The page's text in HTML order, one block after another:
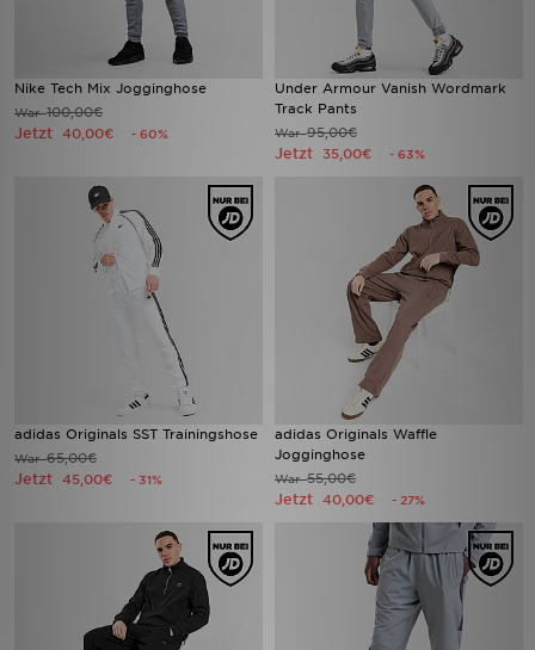
Nike Tech Mix Jogginghose
War100,00€
Jetzt 40,00€ - 60%
Under Armour Vanish Wordmark
Track Pants
War95,00€
Jetzt 35,00€ - 63%
adidas Originals SST Trainingshose
War65,00€
Jetzt 45,00€ - 31%
adidas Originals Waffle
Jogginghose
War55,00€
Jetzt 40,00€ - 27%